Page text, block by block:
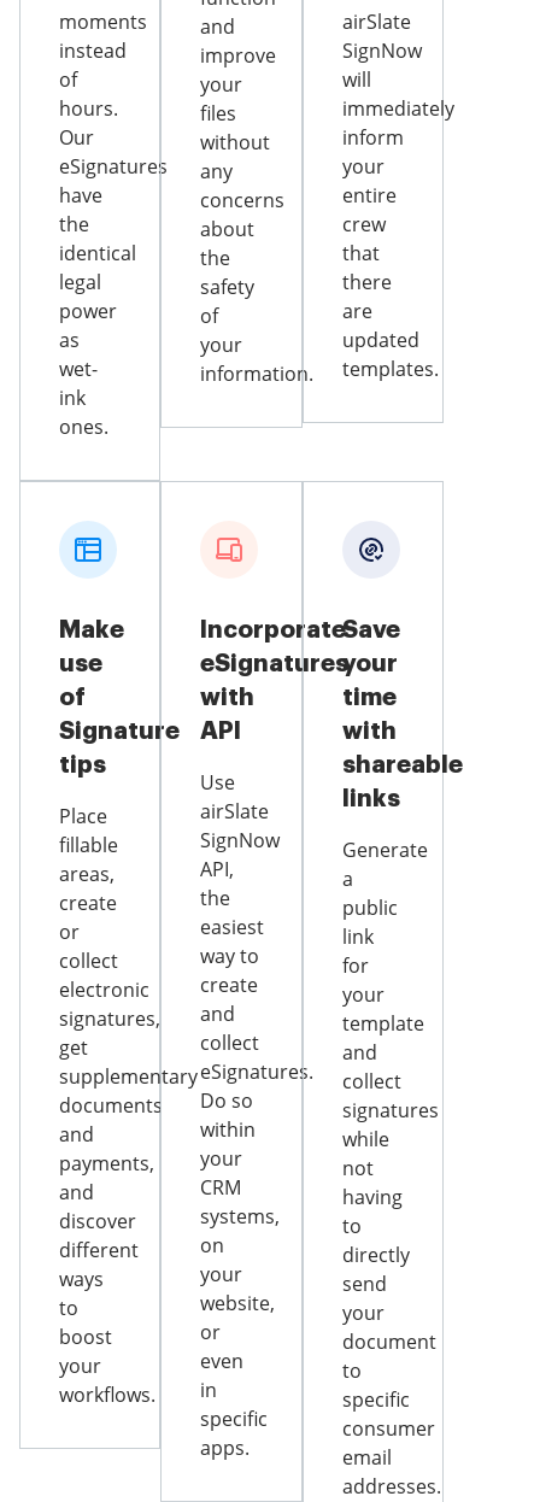
moments
instead
of
hours.
Our
eSignatures
have
the
identical
legal
power
as
wet-
ink
ones.
and
improve
your
files
without
any
concerns
about
the
safety
of
your
information.
airSlate
SignNow
will
immediately
inform
your
entire
crew
that
there
are
updated
templates.
Make
use
of
Signature
tips
Place
fillable
areas,
create
or
collect
electronic
signatures,
get
supplementary
documents
and
payments,
and
discover
different
ways
to
boost
your
workflows.
Incorporate
eSignatures
with
API
Use
airSlate
SignNow
API,
the
easiest
way to
create
and
collect
eSignatures.
Do so
within
your
CRM
systems,
on
your
website,
or
even
in
specific
apps.
Save
your
time
with
shareable
links
Generate
a
public
link
for
your
template
and
collect
signatures
while
not
having
to
directly
send
your
document
to
specific
consumer
email
addresses.